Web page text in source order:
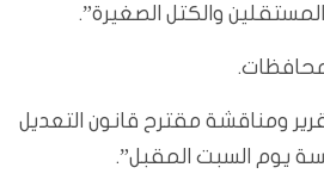
والكتل الصغيرة”.
ومناقشة مقترح قانون التعديل